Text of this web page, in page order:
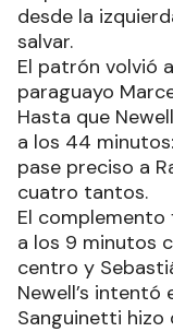
desde la
salvar.
El patrón volvió
paraguayo
Hasta que
a los 44
pase preciso a
cuatro tantos.
El
a los 9 minutos
centro y
Newell’s
Sanguinetti hizo